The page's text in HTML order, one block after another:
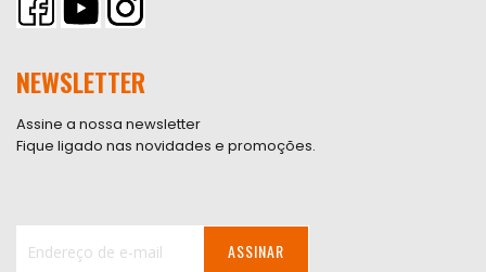
NEWSLETTER
Assine a nossa newsletter
Fique ligado nas novidades e promoções.
ASSINAR